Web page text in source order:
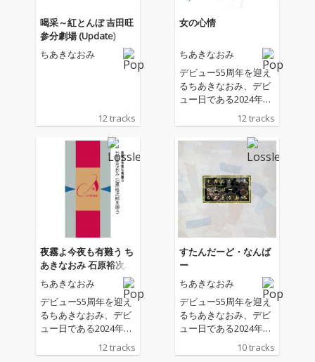
喝采～紅とんぼ 吉田旺
参分劇場 (Update)
ちあきなおみ
12 tracks
女の心情
ちあきなおみ
デビュー55周年を迎え
るちあきなおみ、デビ
ュー日である2024年6
月10日にシングル＆オ
リジナルアルバム全30
0曲以上がついに配信
12 tracks
夜霧よ今夜も有難う ち
あきなおみ 石原裕次郎
を唄う
ちあきなおみ
デビュー55周年を迎え
るちあきなおみ、デビ
ュー日である2024年6
月10日にシングル＆オ
リジナルアルバム全30
12 tracks
すたんだーど・なんば
ー
ちあきなおみ
デビュー55周年を迎え
るちあきなおみ、デビ
ュー日である2024年6
月10日にシングル＆オ
リジナルアルバム全30
10 tracks